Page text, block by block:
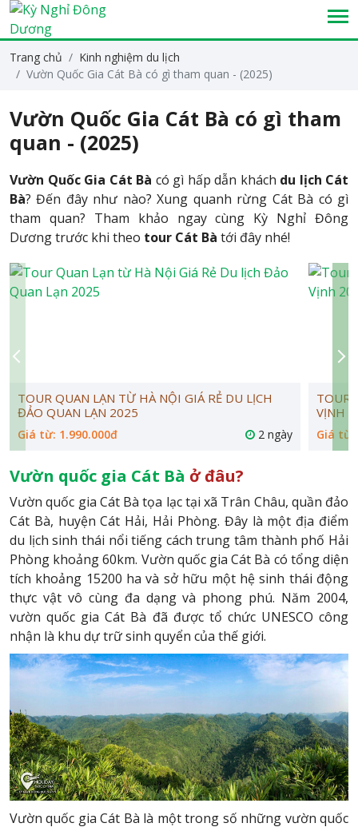
Trang chủ
Kinh nghiệm du lịch
Vườn Quốc Gia Cát Bà có gì tham quan - (2025)
Vườn Quốc Gia Cát Bà có gì tham
quan - (2025)
Vườn Quốc Gia Cát Bà có gì hấp dẫn khách du lịch Cát
Bà? Đến đây như nào? Xung quanh rừng Cát Bà có gì
tham quan? Tham khảo ngay cùng Kỳ Nghỉ Đông
Dương trước khi theo tour Cát Bà tới đây nhé!
TOUR QUAN LẠN TỪ HÀ NỘI GIÁ RẺ DU LỊCH
ĐẢO QUAN LẠN 2025
Giá từ: 1.990.000đ 2 ngày
TOUR
VỊNH
Giá từ:
Vườn quốc gia Cát Bà ở đâu?
Vườn quốc gia Cát Bà tọa lạc tại xã Trân Châu, quần đảo
Cát Bà, huyện Cát Hải, Hải Phòng. Đây là một địa điểm
du lịch sinh thái nổi tiếng cách trung tâm thành phố Hải
Phòng khoảng 60km. Vườn quốc gia Cát Bà có tổng diện
tích khoảng 15200 ha và sở hữu một hệ sinh thái động
thực vật vô cùng đa dạng và phong phú. Năm 2004,
vườn quốc gia Cát Bà đã được tổ chức UNESCO công
nhận là khu dự trữ sinh quyển của thế giới.
Vườn quốc gia Cát Bà là một trong số những vườn quốc